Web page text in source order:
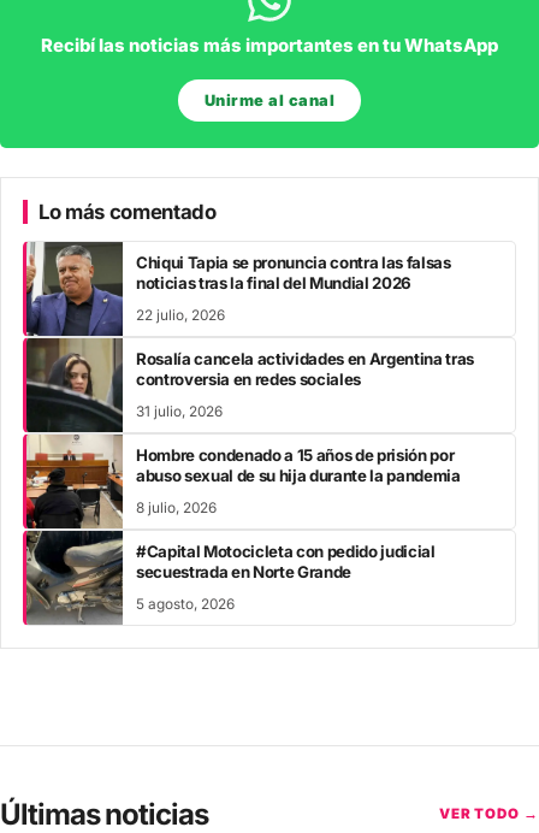
Recibí las noticias más importantes en tu WhatsApp
Unirme al canal
Lo más comentado
Chiqui Tapia se pronuncia contra las falsas
noticias tras la final del Mundial 2026
22 julio, 2026
Rosalía cancela actividades en Argentina tras
controversia en redes sociales
31 julio, 2026
Hombre condenado a 15 años de prisión por
abuso sexual de su hija durante la pandemia
8 julio, 2026
#Capital Motocicleta con pedido judicial
secuestrada en Norte Grande
5 agosto, 2026
Últimas noticias VER TODO →